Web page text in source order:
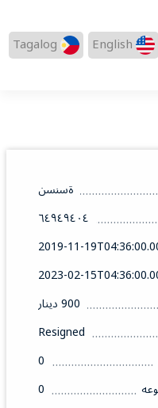
English
Tagalog
ةسنسن
٦٤٩٤٩٤٠٤
2019-11-
2023-02-
900 دينار
Resigned
0
0